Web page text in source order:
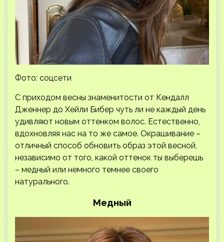
Фото: соцсети
С приходом весны знаменитости от Кендалл
Дженнер до Хейли Бибер чуть ли не каждый день
удивляют новым оттенком волос. Естественно,
вдохновляя нас на то же самое. Окрашивание –
отличный способ обновить образ этой весной,
независимо от того, какой оттенок ты выберешь
– медный или немного темнее своего
натурального.
Медный